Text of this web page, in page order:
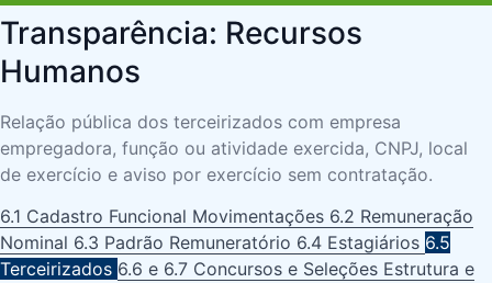
Transparência: Recursos
Humanos
Relação pública dos terceirizados com empresa
empregadora, função ou atividade exercida, CNPJ, local
de exercício e aviso por exercício sem contratação.
6.1 Cadastro Funcional Movimentações 6.2 Remuneração
Nominal 6.3 Padrão Remuneratório 6.4 Estagiários 6.5
Terceirizados 6.6 e 6.7 Concursos e Seleções Estrutura e